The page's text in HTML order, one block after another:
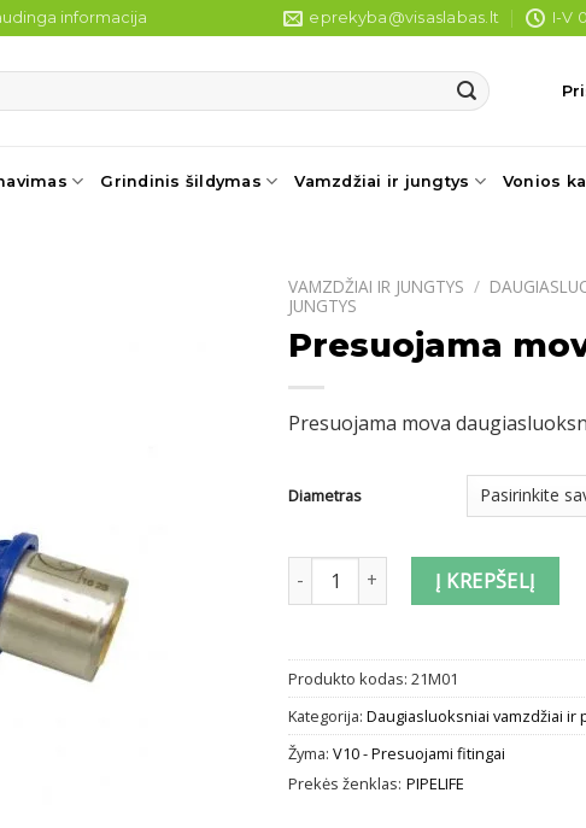
informacija eprekyba@visaslabas.lt I-V
Grindinis šildymas Vamzdžiai ir jungtys Vonios
VAMZDŽIAI IR JUNGTYS /
JUNGTYS
Presuojama
Presuojama mova
Diametras
produkto kiekis: Presuojama mova
Į KREPŠELĮ
Produkto kodas: 21M01
Kategorija: Daugiasluoksniai vamzdžiai ir
Žyma: V10 - Presuojami fitingai
Prekės ženklas: PIPELIFE